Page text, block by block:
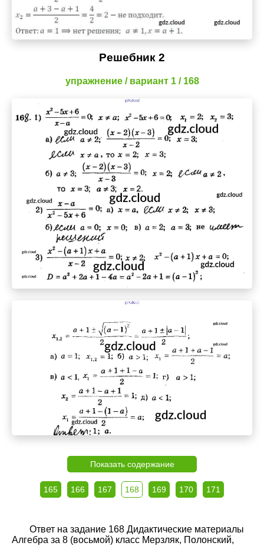
Решебник 2
упражнение / вариант 1 / 168
Показать содержание
165 166 167 168 169 170 171
Ответ на задание 168 Дидактические материалы
Алгебра за 8 (восьмой) класс Мерзляк, Полонский,